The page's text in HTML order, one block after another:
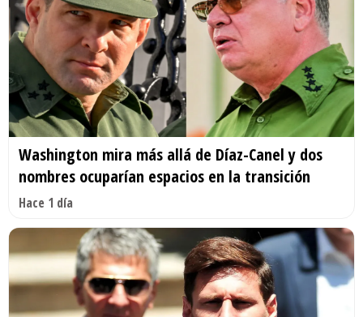
Washington mira más allá de Díaz-Canel y dos
nombres ocuparían espacios en la transición
Hace 1 día